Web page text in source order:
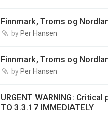
Finnmark, Troms og
by Per Hansen
Finnmark, Troms og
by Per Hansen
URGENT WARNING:
TO 3.3.17 IMMEDIATELY